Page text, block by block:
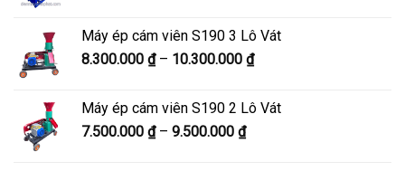
9.800.000 ₫
đến
Máy ép cám viên S190 3 Lô Vát
8.300.000 ₫ – 10.300.000 ₫Khoảng
8.300.000 ₫
Máy ép cám viên S190 2 Lô Vát
7.500.000 ₫ – 9.500.000 ₫Khoảng